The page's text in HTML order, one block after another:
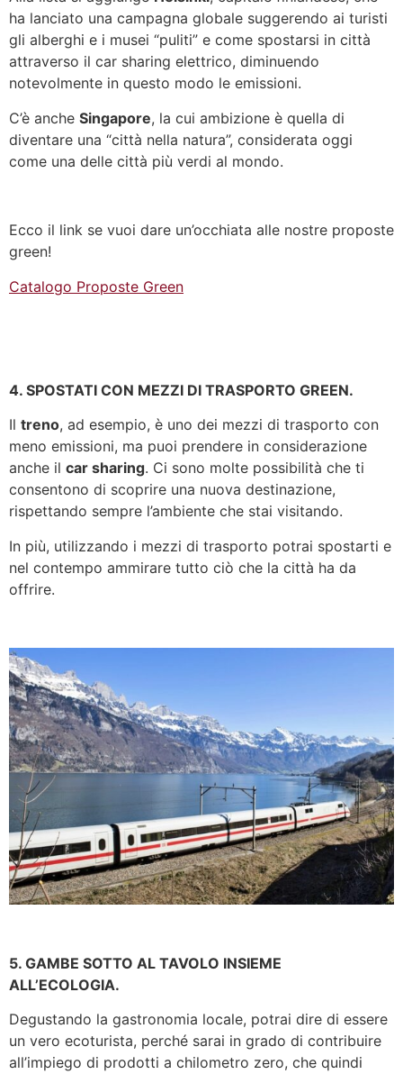
ha lanciato una campagna globale suggerendo ai turisti
gli alberghi e i musei “puliti” e come spostarsi in città
attraverso il car sharing elettrico, diminuendo
notevolmente in questo modo le emissioni.
C’è anche Singapore, la cui ambizione è quella di
diventare una “città nella natura”, considerata oggi
come una delle città più verdi al mondo.
Ecco il link se vuoi dare un’occhiata alle nostre proposte
green!
Catalogo Proposte Green
4. SPOSTATI CON MEZZI DI TRASPORTO GREEN.
Il treno, ad esempio, è uno dei mezzi di trasporto con
meno emissioni, ma puoi prendere in considerazione
anche il car sharing. Ci sono molte possibilità che ti
consentono di scoprire una nuova destinazione,
rispettando sempre l’ambiente che stai visitando.
In più, utilizzando i mezzi di trasporto potrai spostarti e
nel contempo ammirare tutto ciò che la città ha da
offrire.
5. GAMBE SOTTO AL TAVOLO INSIEME
ALL’ECOLOGIA.
Degustando la gastronomia locale, potrai dire di essere
un vero ecoturista, perché sarai in grado di contribuire
all’impiego di prodotti a chilometro zero, che quindi